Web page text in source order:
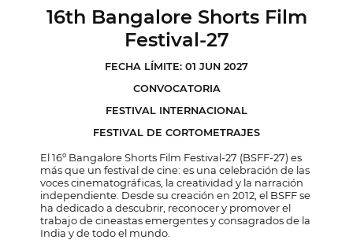
16th Bangalore Shorts Film
Festival-27
FECHA LÍMITE: 01 JUN 2027
CONVOCATORIA
FESTIVAL INTERNACIONAL
FESTIVAL DE CORTOMETRAJES
El 16º Bangalore Shorts Film Festival-27 (BSFF-27) es
más que un festival de cine: es una celebración de las
voces cinematográficas, la creatividad y la narración
independiente. Desde su creación en 2012, el BSFF se
ha dedicado a descubrir, reconocer y promover el
trabajo de cineastas emergentes y consagrados de la
India y de todo el mundo.